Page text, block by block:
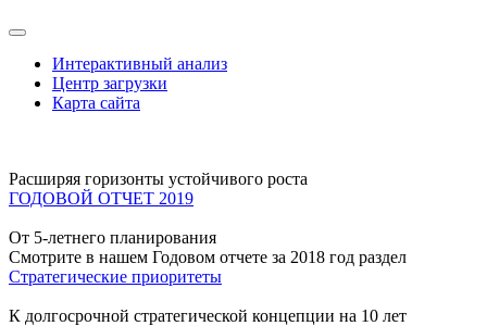
Интерактивный анализ
Центр загрузки
Карта сайта
Расширяя горизонты устойчивого роста
ГОДОВОЙ ОТЧЕТ 2019
От 5-летнего планирования
Смотрите в нашем Годовом отчете за 2018 год раздел
Стратегические приоритеты
К долгосрочной стратегической концепции на 10 лет